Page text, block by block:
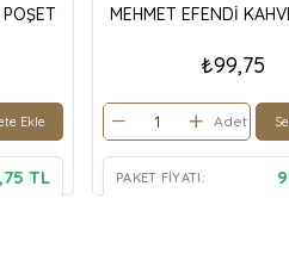
Ekle
TL
MEHMET EFENDİ
₺99,75
Adet
PAKET FIYATI: